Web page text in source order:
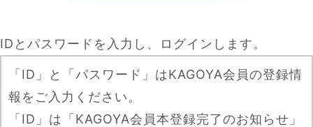
IDとパスワードを入力し、ログインします。
「ID」と「パスワード」はKAGOYA会員の登録情
報をご入力ください。
「ID」は「KAGOYA会員本登録完了のお知らせ」